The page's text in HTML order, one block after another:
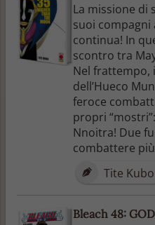
La missione di
suoi compagni
continua! In
scontro tra
Nel frattempo,
dell’Hueco
feroce
propri
Nnoitra! Due
combattere
Tite Kubo
Bleach 48: